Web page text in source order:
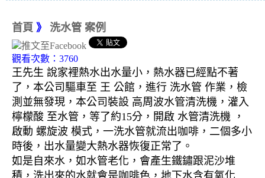
首頁 》 洗水管 案例
觀看次數：3760
王先生 說家裡熱水出水量小，熱水器已經點不著
了，本公司驅車至 王 公館，進行 洗水管 作業，檢
測並無發現，本公司裝設 高周波水管清洗機，灌入
檸檬酸 至水管，等了約15分，開啟 水管清洗機 ，
啟動 螺旋波 模式，一洗水管就流出咖啡，二個多小
時後，出水量變大熱水器恢復正常了。
如是自來水，如水管老化，會產生鐵鏽跟泥沙堆